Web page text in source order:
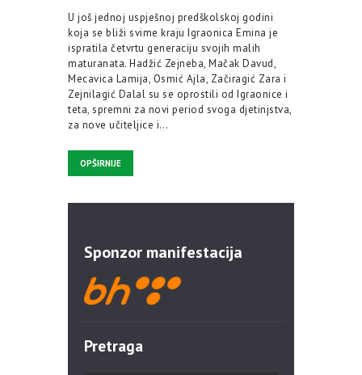
U još jednoj uspješnoj predškolskoj godini
koja se bliži svime kraju Igraonica Emina je
ispratila četvrtu generaciju svojih malih
maturanata. Hadžić Zejneba, Mačak Davud,
Mecavica Lamija, Osmić Ajla, Začiragić Zara i
Zejnilagić Dalal su se oprostili od Igraonice i
teta, spremni za novi period svoga djetinjstva,
za nove učiteljice i…
OPŠIRNIJE
Sponzor manifestacija
Pretraga